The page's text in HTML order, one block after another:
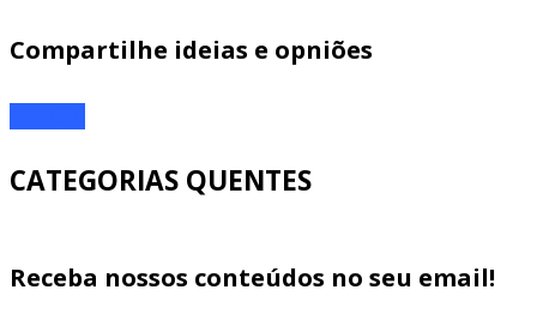
Compartilhe ideias e opniões
CATEGORIAS QUENTES
Receba nossos conteúdos no seu email!